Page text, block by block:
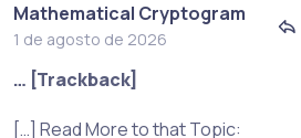
Mathematical Cryptogram
1 de agosto de 2026
… [Trackback]
[…] Read More to that Topic: